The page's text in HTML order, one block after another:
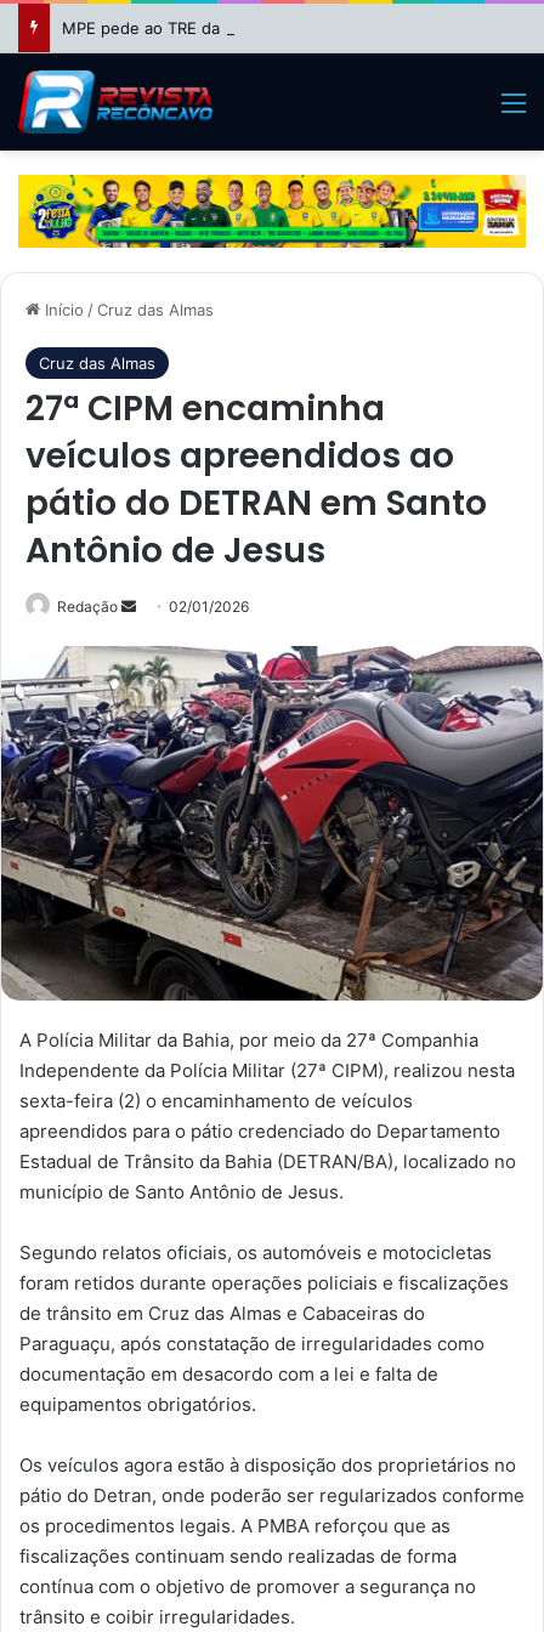
Início /Cruz das Almas
Cruz das Almas
27ª CIPM encaminha
veículos apreendidos ao
pátio do DETRAN em Santo
Antônio de Jesus
Redação
Mande
e-
mail
02/01/2026
A Polícia Militar da Bahia, por meio da 27ª Companhia
Independente da Polícia Militar (27ª CIPM), realizou nesta
sexta-feira (2) o encaminhamento de veículos
apreendidos para o pátio credenciado do Departamento
Estadual de Trânsito da Bahia (DETRAN/BA), localizado no
município de Santo Antônio de Jesus.
Segundo relatos oficiais, os automóveis e motocicletas
foram retidos durante operações policiais e fiscalizações
de trânsito em Cruz das Almas e Cabaceiras do
Paraguaçu, após constatação de irregularidades como
documentação em desacordo com a lei e falta de
equipamentos obrigatórios.
Os veículos agora estão à disposição dos proprietários no
pátio do Detran, onde poderão ser regularizados conforme
os procedimentos legais. A PMBA reforçou que as
fiscalizações continuam sendo realizadas de forma
contínua com o objetivo de promover a segurança no
trânsito e coibir irregularidades.